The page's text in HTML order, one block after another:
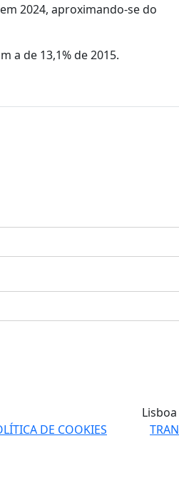
2024, aproximando-se do
a de 13,1% de 2015.
DE COOKIES